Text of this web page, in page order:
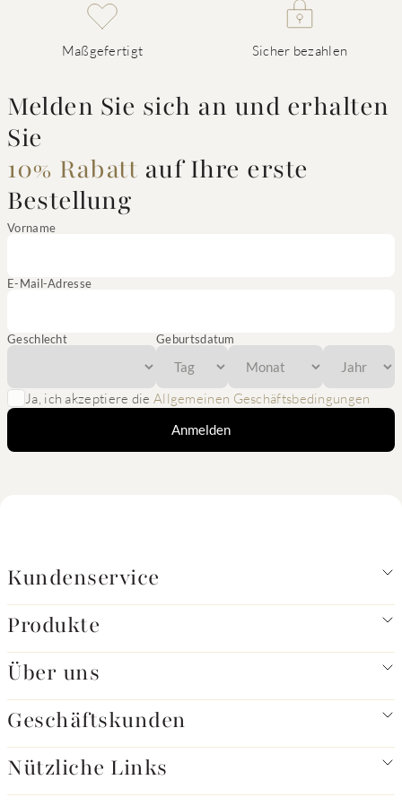
Maßgefertigt Sicher bezahlen
Melden Sie sich an und erhalten
Sie
10% Rabatt auf Ihre erste
Bestellung
Vorname
E-Mail-Adresse
Geschlecht Geburtsdatum
Ja, ich akzeptiere die Allgemeinen Geschäftsbedingungen
Anmelden
Kundenservice
Produkte
Über uns
Geschäftskunden
Nützliche Links